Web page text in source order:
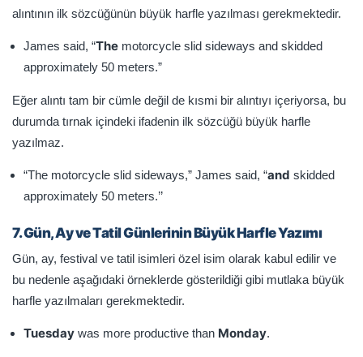
alıntının ilk sözcüğünün büyük harfle yazılması gerekmektedir.
James said, “The motorcycle slid sideways and skidded
approximately 50 meters.”
Eğer alıntı tam bir cümle değil de kısmi bir alıntıyı içeriyorsa, bu
durumda tırnak içindeki ifadenin ilk sözcüğü büyük harfle
yazılmaz.
“The motorcycle slid sideways,” James said, “and skidded
approximately 50 meters.’’
7. Gün, Ay ve Tatil Günlerinin Büyük Harfle Yazımı
Gün, ay, festival ve tatil isimleri özel isim olarak kabul edilir ve
bu nedenle aşağıdaki örneklerde gösterildiği gibi mutlaka büyük
harfle yazılmaları gerekmektedir.
Tuesday was more productive than Monday.